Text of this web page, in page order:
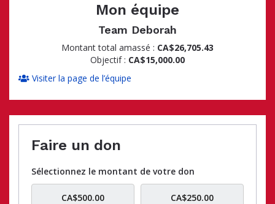
Mon équipe
Team Deborah
Montant total amassé : CA$26,705.43
Objectif : CA$15,000.00
Visiter la page de l’équipe
Faire un don
Sélectionnez le montant de votre don
CA$500.00 CA$250.00